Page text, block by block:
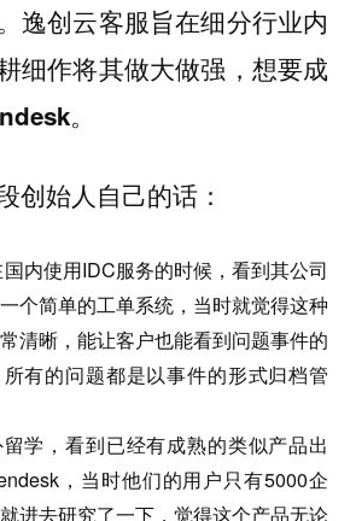
逸创云客服旨在细分行业内
细作将其做大做强， 想要成
。
创始人自己的话：
内使用IDC服务的时候，看到其公司
个简单的工单系统，当时就觉得这种
清晰，能让客户也能看到问题事件的
有的问题都是以事件的形式归档管
学，看到已经有成熟的类似产品出
，当时他们的用户只有5000企
进去研究了一下，觉得这个产品无论